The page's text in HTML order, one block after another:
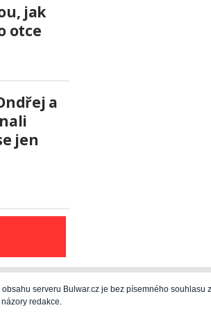
jak
otce
a
jen
serveru Bulwar.cz je bez písemného souhlasu
redakce.